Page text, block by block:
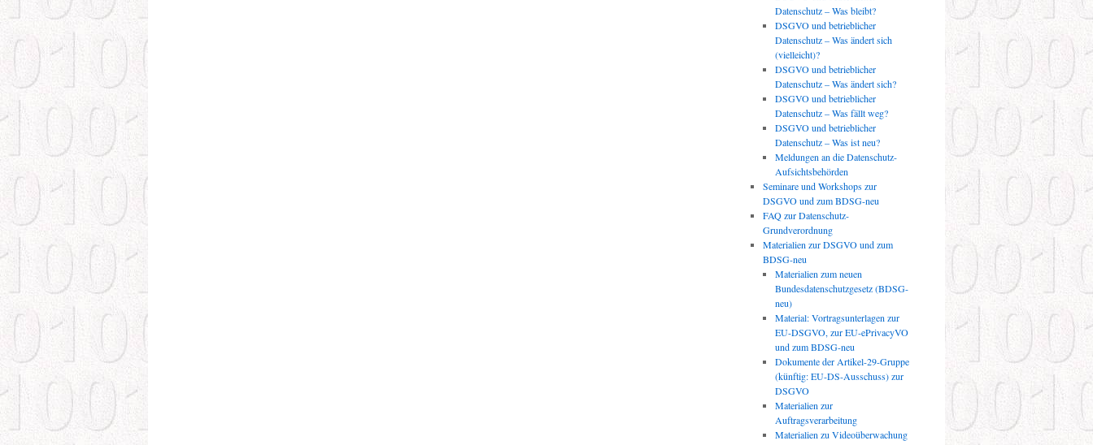
Datenschutz – Was bleibt?
DSGVO und betrieblicher
Datenschutz – Was ändert sich
(vielleicht)?
DSGVO und betrieblicher
Datenschutz – Was ändert sich?
DSGVO und betrieblicher
Datenschutz – Was fällt weg?
DSGVO und betrieblicher
Datenschutz – Was ist neu?
Meldungen an die Datenschutz-
Aufsichtsbehörden
Seminare und Workshops zur
DSGVO und zum BDSG-neu
FAQ zur Datenschutz-
Grundverordnung
Materialien zur DSGVO und zum
BDSG-neu
Materialien zum neuen
Bundesdatenschutzgesetz (BDSG-
neu)
Material: Vortragsunterlagen zur
EU-DSGVO, zur EU-ePrivacyVO
und zum BDSG-neu
Dokumente der Artikel-29-Gruppe
(künftig: EU-DS-Ausschuss) zur
DSGVO
Materialien zur
Auftragsverarbeitung
Materialien zu Videoüberwachung